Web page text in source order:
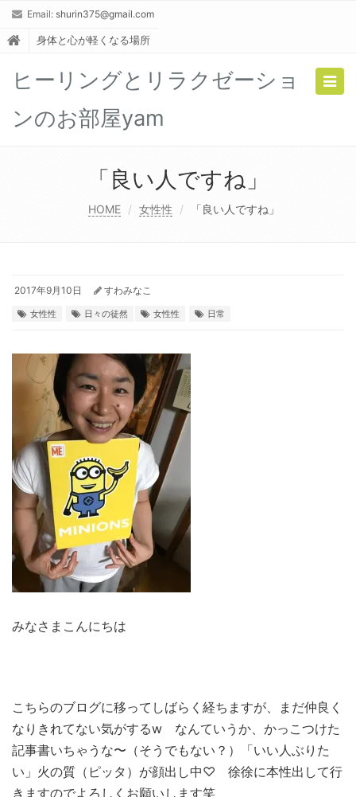
Email: shurin375@gmail.com
身体と心が軽くなる場所
ヒーリングとリラクゼーショ
ンのお部屋yam
「良い人ですね」
HOME 女性性 「良い人ですね」
2017年9月10日 すわみなこ
女性性 日々の徒然 女性性 日常
みなさまこんにちは
こちらのブログに移ってしばらく経ちますが、まだ仲良く
なりきれてない気がするw なんていうか、かっこつけた
記事書いちゃうな〜（そうでもない？）「いい人ぶりた
い」火の質（ピッタ）が顔出し中♡ 徐徐に本性出して行
きますのでよろしくお願いします笑